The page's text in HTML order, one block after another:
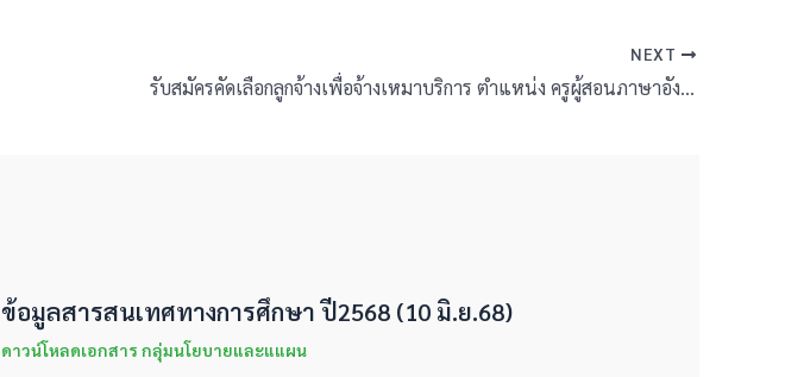
NEXT
รับสมัครคัดเลือกลูกจ้างเพื่อจ้างเหมาบริการ ตำแหน่ง ครูผู้สอนภาษาอังกฤษชาวต่างชาติและครูผู้สอนภาษาอังกฤษชาวไทย
ข้อมูลสารสนเทศทางการศึกษา ปี2568 (10 มิ.ย.68)
ดาวน์โหลดเอกสาร กลุ่มนโยบายและแแผน